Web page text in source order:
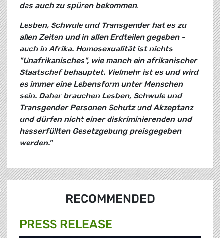
das auch zu spüren bekommen.
Lesben, Schwule und Transgender hat es zu
allen Zeiten und in allen Erdteilen gegeben -
auch in Afrika. Homosexualität ist nichts
"Unafrikanisches", wie manch ein afrikanischer
Staatschef behauptet. Vielmehr ist es und wird
es immer eine Lebensform unter Menschen
sein. Daher brauchen Lesben, Schwule und
Transgender Personen Schutz und Akzeptanz
und dürfen nicht einer diskriminierenden und
hasserfüllten Gesetzgebung preisgegeben
werden."
RECOMMENDED
PRESS RELEASE